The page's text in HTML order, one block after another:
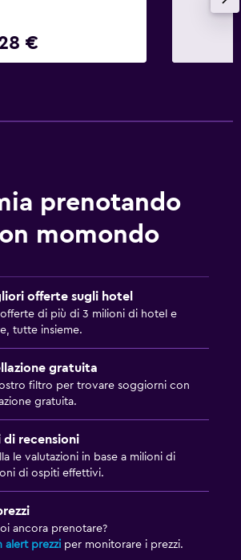
€
prenotando
momondo
offerte sugli hotel
di più di 3 milioni di hotel e
tutte insieme.
gratuita
filtro per trovare soggiorni con
gratuita.
di recensioni
le valutazioni in base a milioni di
di ospiti effettivi.
ancora prenotare?
alert prezzi per monitorare i prezzi.